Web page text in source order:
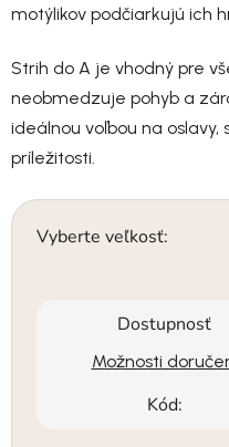
motýlikov podčiarkujú ich
Strih do A je vhodný pre
neobmedzuje pohyb a
ideálnou voľbou na oslavy,
príležitosti.
Vyberte veľkosť:
Dostupnosť
Možnosti
Kód: